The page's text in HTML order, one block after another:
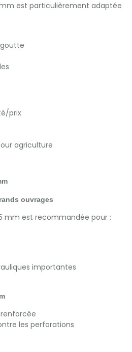
mm est particulièrement adaptée
prix
agriculture
ouvrages
mm est recommandée pour :
importantes
les perforations